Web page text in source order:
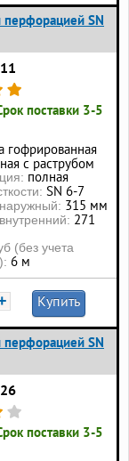
перфорацией SN
поставки 3-5
гофрированная
с раструбом
полная
SN 6-7
315 мм
271
(без учета
6 м
Купить
перфорацией SN
поставки 3-5